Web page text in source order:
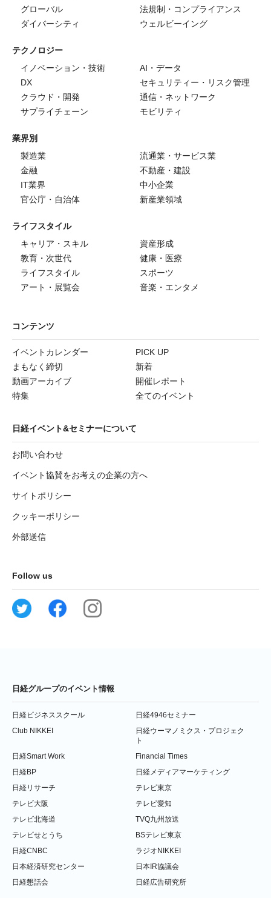
グローバル
法規制・コンプライアンス
ダイバーシティ
ウェルビーイング
テクノロジー
イノベーション・技術
AI・データ
DX
セキュリティー・リスク管理
クラウド・開発
通信・ネットワーク
サプライチェーン
モビリティ
業界別
製造業
流通業・サービス業
金融
不動産・建設
IT業界
中小企業
官公庁・自治体
新産業領域
ライフスタイル
キャリア・スキル
資産形成
教育・次世代
健康・医療
ライフスタイル
スポーツ
アート・展覧会
音楽・エンタメ
コンテンツ
イベントカレンダー
PICK UP
まもなく締切
新着
動画アーカイブ
開催レポート
特集
全てのイベント
日経イベント&セミナーについて
お問い合わせ
イベント協賛をお考えの企業の方へ
サイトポリシー
クッキーポリシー
外部送信
Follow us
日経グループのイベント情報
日経ビジネススクール
日経4946セミナー
Club NIKKEI
日経ウーマノミクス・プロジェク
ト
日経Smart Work
Financial Times
日経BP
日経メディアマーケティング
日経リサーチ
テレビ東京
テレビ大阪
テレビ愛知
テレビ北海道
TVQ九州放送
テレビせとうち
BSテレビ東京
日経CNBC
ラジオNIKKEI
日本経済研究センター
日本IR協議会
日経懇話会
日経広告研究所